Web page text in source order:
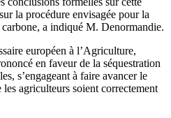
la procédure envisagée pour la
a indiqué M. Denormandie.
européen à l’Agriculture,
en faveur de la séquestration
s’engageant à faire avancer le
agriculteurs soient correctement